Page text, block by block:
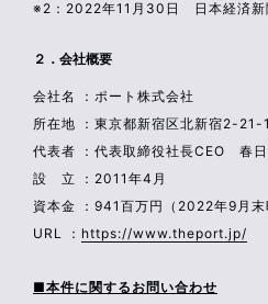
※2：2022年11月30日 日本経済新
２．会社概要
会社名 ：ポート株式会社
所在地 ：東京都新宿区北新宿2-21-
代表者 ：代表取締役社長CEO 春日
設 立 ：2011年4月
資本金 ：941百万円（2022年9月末
URL ： https://www.theport.jp/
■本件に関するお問い合わせ